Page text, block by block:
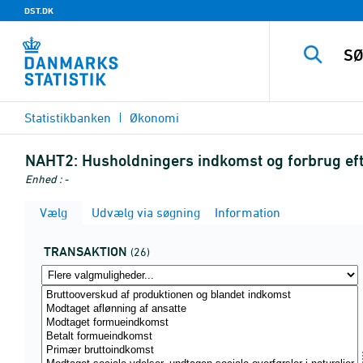
DST.DK
Statistikbanken Økonomi
NAHT2: Husholdningers indkomst og forbrug
Enhed : -
Vælg Udvælg via søgning Information
TRANSAKTION (26)